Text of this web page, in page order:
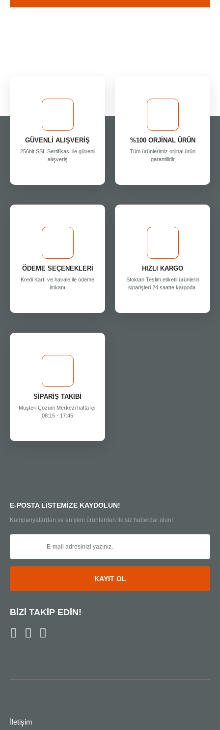
GÜVENLİ ALIŞVERİŞ
256bit SSL Sertifikası ile güvenli
alışveriş
%100 ORJİNAL ÜRÜN
Tüm ürünlerimiz orjinal ürün
garantilidir
ÖDEME SEÇENEKLERİ
Kredi Kartı ve havale ile ödeme
imkanı
HIZLI KARGO
Stoktan Teslim etiketli ürünlerin
siparişleri 24 saatte kargoda.
SİPARİŞ TAKİBİ
Müşteri Çözüm Merkezi hafta içi:
08:15 - 17:45
E-POSTA LİSTEMİZE KAYDOLUN!
Kampanyalardan ve en yeni ürünlerden ilk siz haberdar olun!
KAYIT OL
BİZİ TAKİP EDİN!
İletişim